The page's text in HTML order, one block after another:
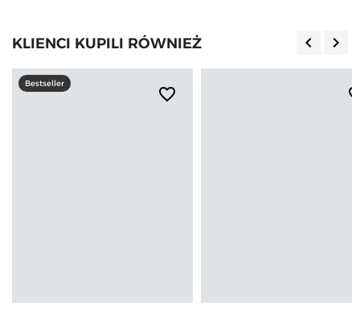
KLIENCI KUPILI RÓWNIEŻ keyboard_arrow_left keyboard_arrow_right
Bestseller
favorite_border